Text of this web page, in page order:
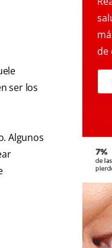
ser los
Algunos
de